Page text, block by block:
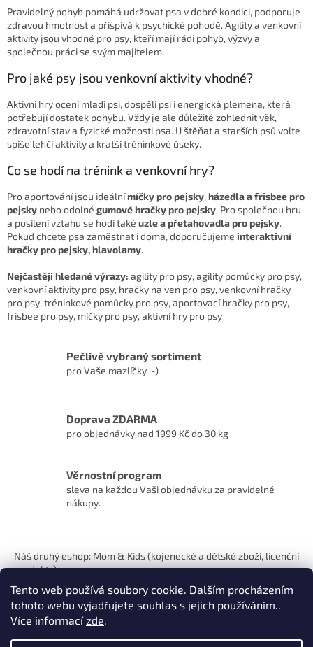
Tento web používá soubory cookie. Dalším procházením
tohoto webu vyjadřujete souhlas s jejich používáním..
Více informacízde.
í
p
r
v
y
ý
p
i
s
n
í
Pravidelný pohyb pomáhá udržovat psa v dobré kondici, podporuje
zdravou hmotnost a přispívá k psychické pohodě. Agility a venkovní
aktivity jsou vhodné pro psy, kteří mají rádi pohyb, výzvy a
společnou práci se svým majitelem.
Pro jaké psy jsou venkovní aktivity vhodné?
Aktivní hry ocení mladí psi, dospělí psi i energická plemena, která
potřebují dostatek pohybu. Vždy je ale důležité zohlednit věk,
zdravotní stav a fyzické možnosti psa. U štěňat a starších psů volte
spíše lehčí aktivity a kratší tréninkové úseky.
Co se hodí na trénink a venkovní hry?
Pro aportování jsou ideálnímíčky pro pejsky, házedla a frisbee pro
pejsky nebo odolné gumové hračky pro pejsky. Pro společnou hru
a posílení vztahu se hodí také uzle a přetahovadla pro pejsky.
Pokud chcete psa zaměstnat i doma, doporučujeme interaktivní
hračky pro pejsky, hlavolamy.
Nejčastěji hledané výrazy: agility pro psy, agility pomůcky pro psy,
venkovní aktivity pro psy, hračky na ven pro psy, venkovní hračky
pro psy, tréninkové pomůcky pro psy, aportovací hračky pro psy,
frisbee pro psy, míčky pro psy, aktivní hry pro psy
Pečlivě vybraný sortiment
pro Vaše mazlíčky :-)
Doprava ZDARMA
pro objednávky nad 1999 Kč do 30 kg
Věrnostní program
sleva na každou Vaši objednávku za pravidelné
nákupy.
p
Náš druhý eshop: Mom & Kids (kojenecké a dětské zboží, licenční
produkty)